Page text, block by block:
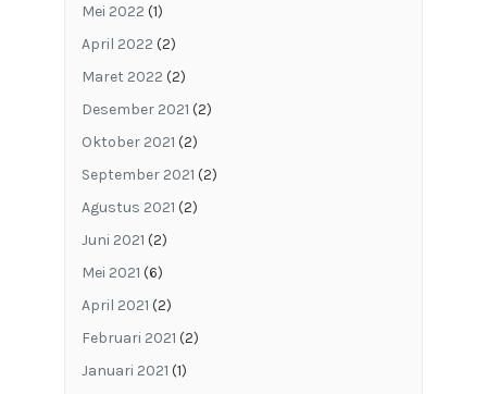
Mei 2022 (1)
April 2022 (2)
Maret 2022 (2)
Desember 2021 (2)
Oktober 2021 (2)
September 2021 (2)
Agustus 2021 (2)
Juni 2021 (2)
Mei 2021 (6)
April 2021 (2)
Februari 2021 (2)
Januari 2021 (1)